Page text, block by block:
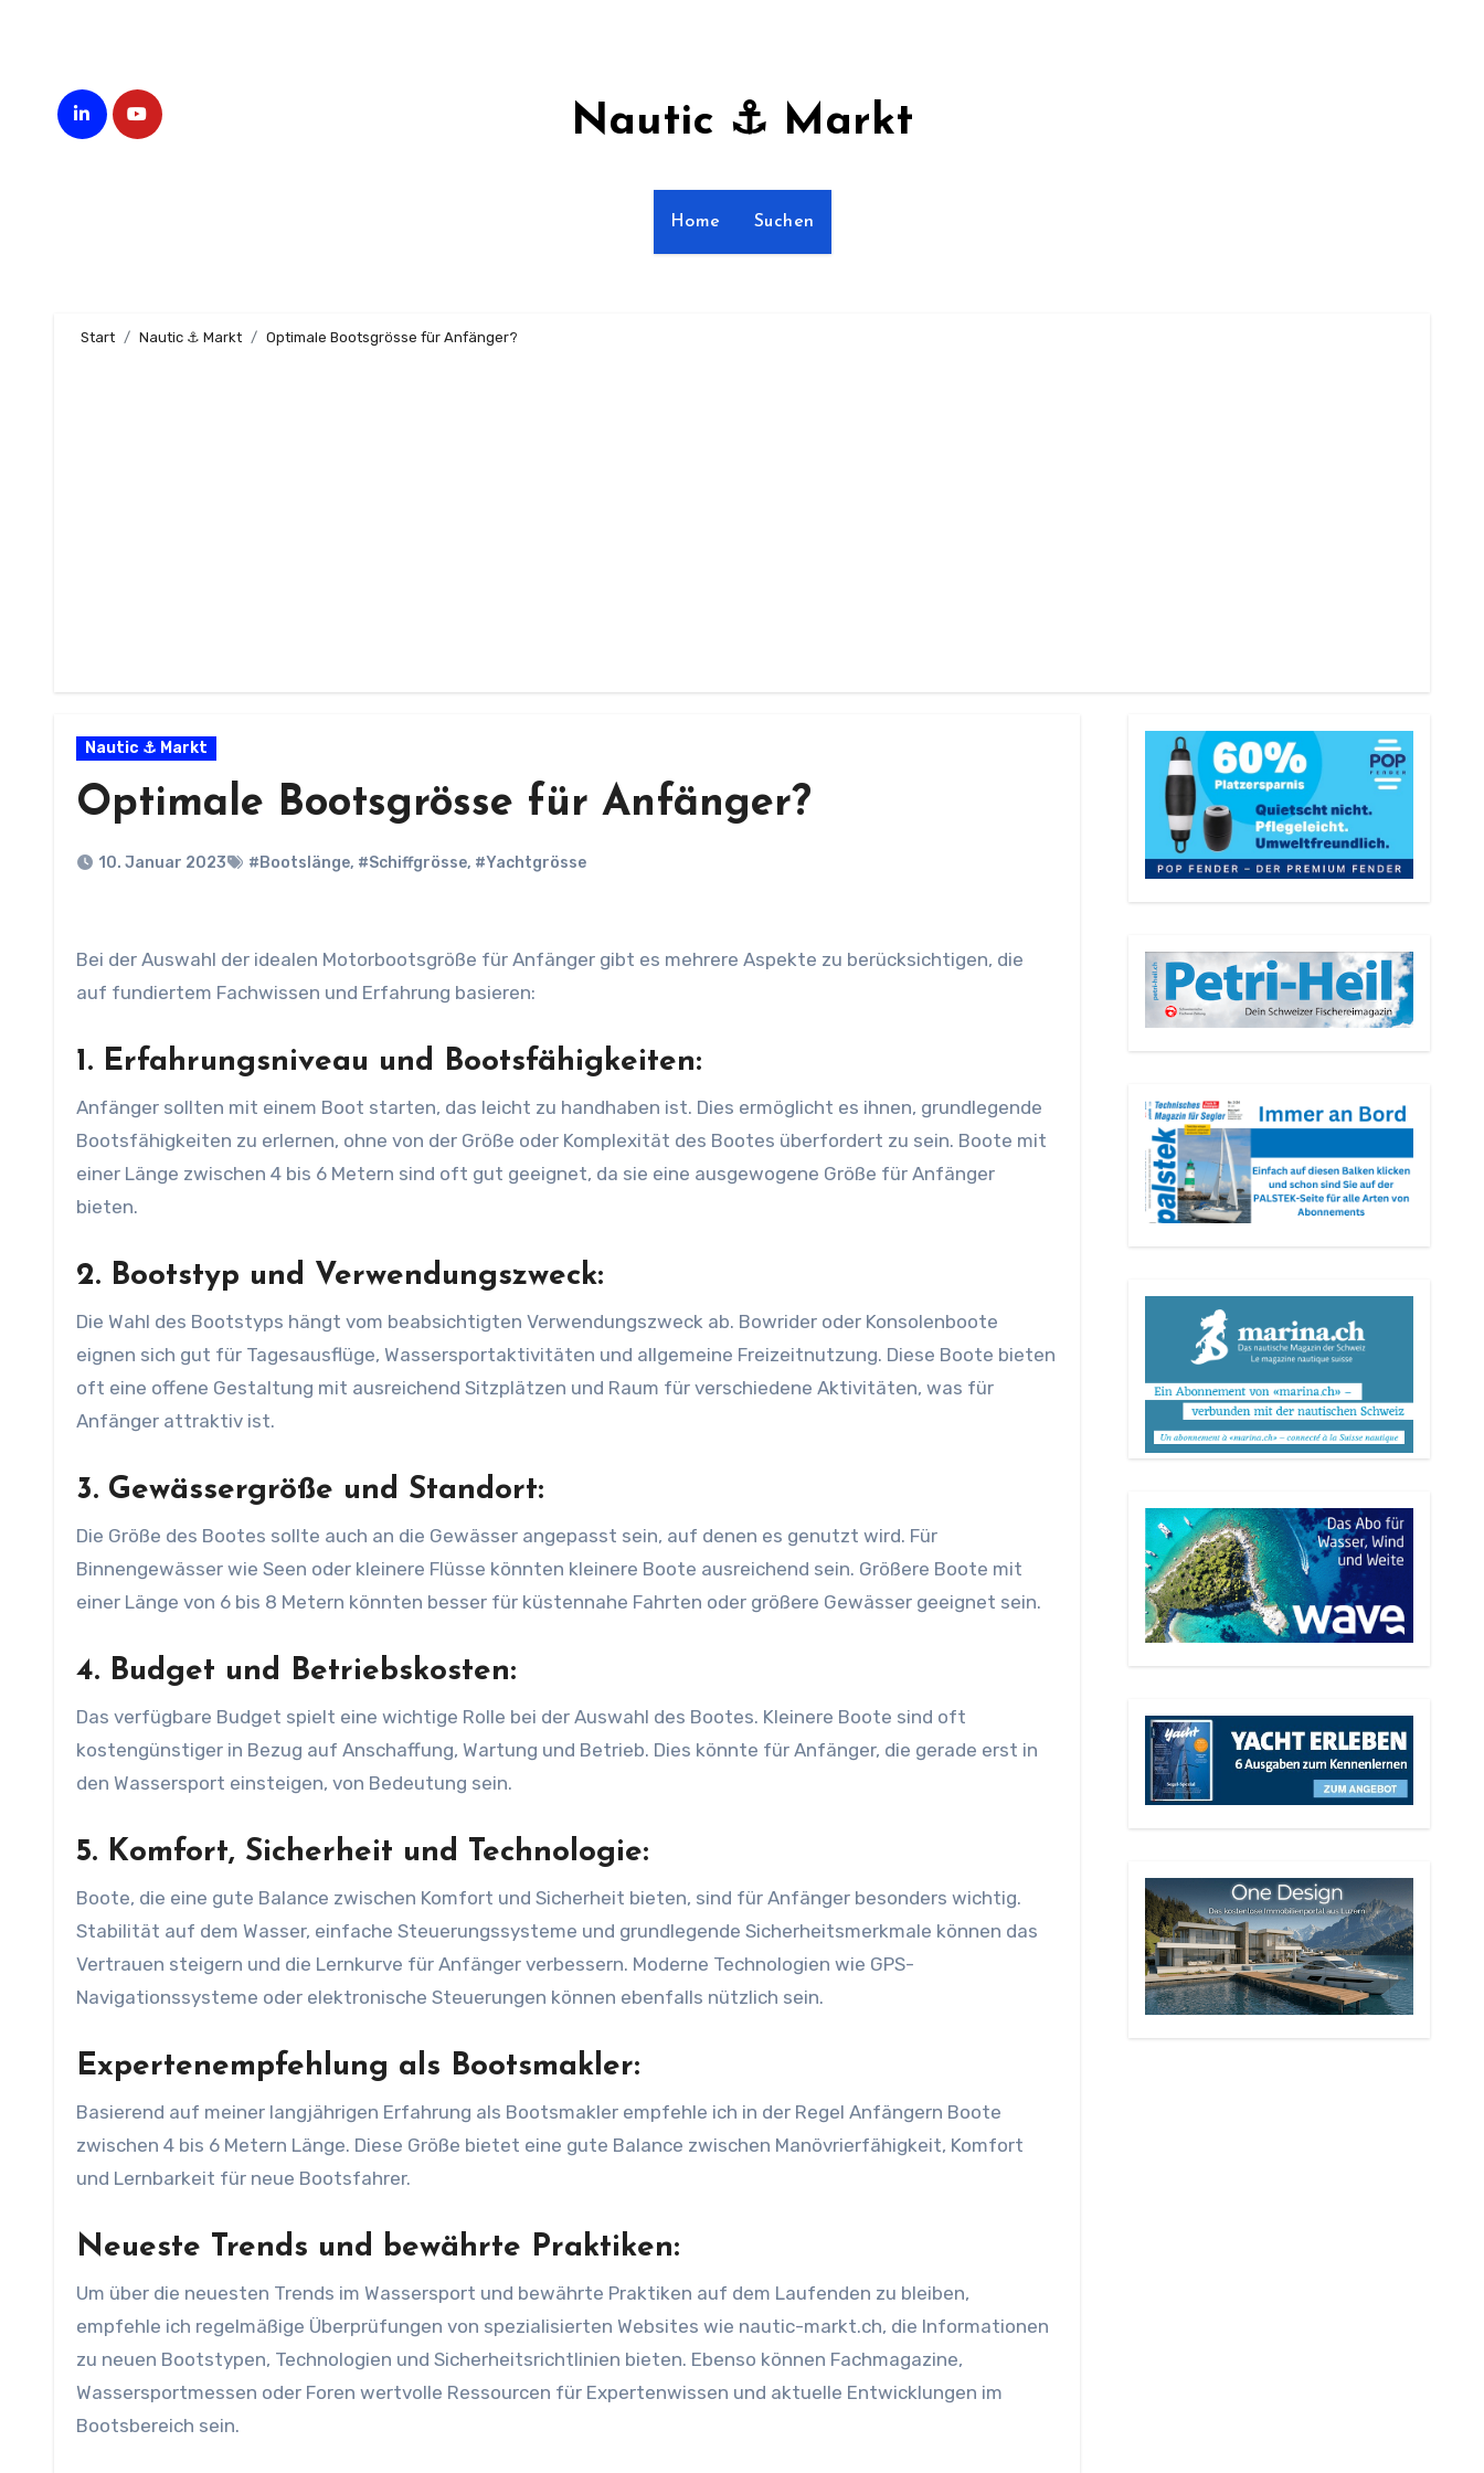
Nautic ⚓ Markt
Home Suchen
Start Nautic ⚓ Markt Optimale Bootsgrösse für Anfänger?
Nautic ⚓ Markt
Optimale Bootsgrösse für Anfänger?
10. Januar 2023 #Bootslänge, #Schiffgrösse, #Yachtgrösse
Bei der Auswahl der idealen Motorbootsgröße für Anfänger gibt es mehrere Aspekte zu berücksichtigen, die
auf fundiertem Fachwissen und Erfahrung basieren:
1. Erfahrungsniveau und Bootsfähigkeiten:
Anfänger sollten mit einem Boot starten, das leicht zu handhaben ist. Dies ermöglicht es ihnen, grundlegende
Bootsfähigkeiten zu erlernen, ohne von der Größe oder Komplexität des Bootes überfordert zu sein. Boote mit
einer Länge zwischen 4 bis 6 Metern sind oft gut geeignet, da sie eine ausgewogene Größe für Anfänger
bieten.
2. Bootstyp und Verwendungszweck:
Die Wahl des Bootstyps hängt vom beabsichtigten Verwendungszweck ab. Bowrider oder Konsolenboote
eignen sich gut für Tagesausflüge, Wassersportaktivitäten und allgemeine Freizeitnutzung. Diese Boote bieten
oft eine offene Gestaltung mit ausreichend Sitzplätzen und Raum für verschiedene Aktivitäten, was für
Anfänger attraktiv ist.
3. Gewässergröße und Standort:
Die Größe des Bootes sollte auch an die Gewässer angepasst sein, auf denen es genutzt wird. Für
Binnengewässer wie Seen oder kleinere Flüsse könnten kleinere Boote ausreichend sein. Größere Boote mit
einer Länge von 6 bis 8 Metern könnten besser für küstennahe Fahrten oder größere Gewässer geeignet sein.
4. Budget und Betriebskosten:
Das verfügbare Budget spielt eine wichtige Rolle bei der Auswahl des Bootes. Kleinere Boote sind oft
kostengünstiger in Bezug auf Anschaffung, Wartung und Betrieb. Dies könnte für Anfänger, die gerade erst in
den Wassersport einsteigen, von Bedeutung sein.
5. Komfort, Sicherheit und Technologie:
Boote, die eine gute Balance zwischen Komfort und Sicherheit bieten, sind für Anfänger besonders wichtig.
Stabilität auf dem Wasser, einfache Steuerungssysteme und grundlegende Sicherheitsmerkmale können das
Vertrauen steigern und die Lernkurve für Anfänger verbessern. Moderne Technologien wie GPS-
Navigationssysteme oder elektronische Steuerungen können ebenfalls nützlich sein.
Expertenempfehlung als Bootsmakler:
Basierend auf meiner langjährigen Erfahrung als Bootsmakler empfehle ich in der Regel Anfängern Boote
zwischen 4 bis 6 Metern Länge. Diese Größe bietet eine gute Balance zwischen Manövrierfähigkeit, Komfort
und Lernbarkeit für neue Bootsfahrer.
Neueste Trends und bewährte Praktiken:
Um über die neuesten Trends im Wassersport und bewährte Praktiken auf dem Laufenden zu bleiben,
empfehle ich regelmäßige Überprüfungen von spezialisierten Websites wie nautic-markt.ch, die Informationen
zu neuen Bootstypen, Technologien und Sicherheitsrichtlinien bieten. Ebenso können Fachmagazine,
Wassersportmessen oder Foren wertvolle Ressourcen für Expertenwissen und aktuelle Entwicklungen im
Bootsbereich sein.